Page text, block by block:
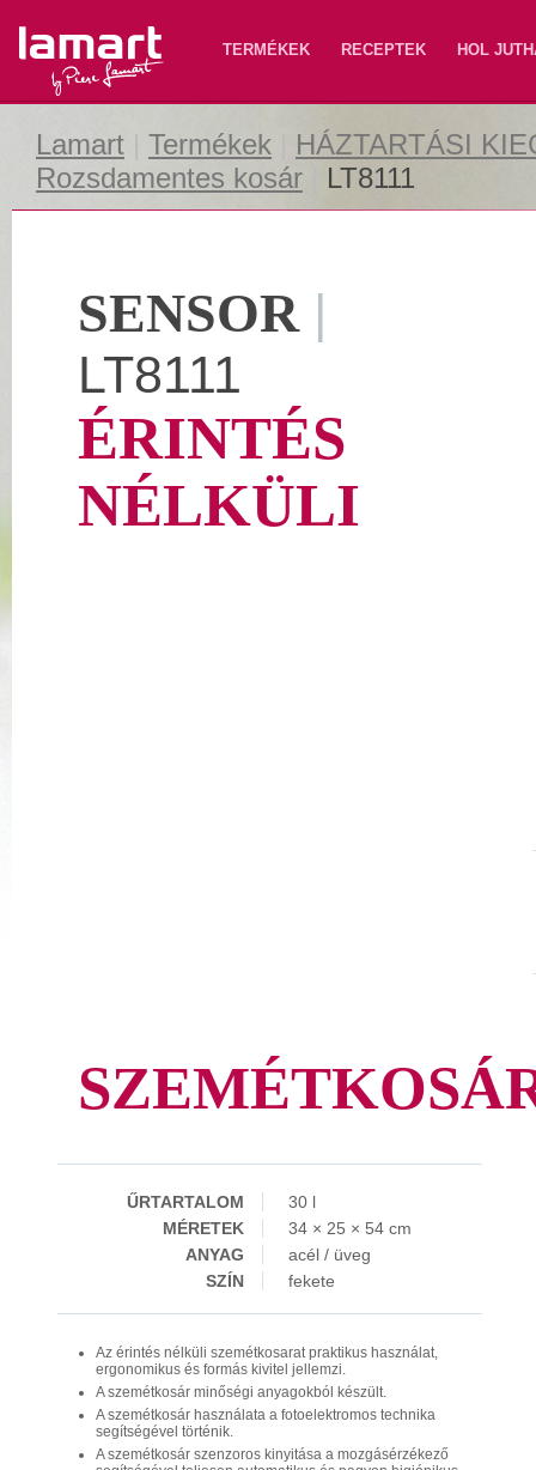
Lamart TERMÉKEK RECEPTEK HOL
Lamart Termékek
HÁZTARTÁSI
Rozsdamentes kosár
LT8111
SENSOR|
LT8111
ÉRINTÉS
NÉLKÜLI
ŰRTARTALOM
30 l
MÉRETEK
34 × 25 × 54 cm
ANYAG
acél / üveg
SZÍN
fekete
Az érintés nélküli szemétkosarat praktikus használat,
ergonomikus és formás kivitel jellemzi.
A szemétkosár minőségi anyagokból készült.
A szemétkosár használata a fotoelektromos technika
segítségével történik.
A szemétkosár szenzoros kinyitása a mozgásérzékező